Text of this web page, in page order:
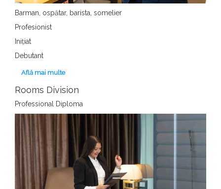
Barman, ospătar, barista, somelier
Profesionist
Inițiat
Debutant
Află mai multe
Rooms Division
Professional Diploma